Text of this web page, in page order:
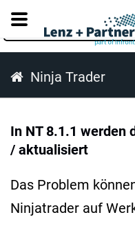
Ninja Trader
In NT 8.1.1 werden
/ aktualisiert
Das Problem
Ninjatrader auf